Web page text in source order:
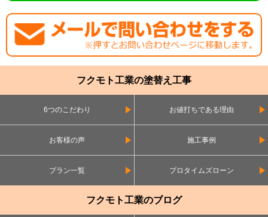
フクモト工業の塗替え工事
6つのこだわり お値打ちである理由
お客様の声 施工事例
プラン一覧 プロタイムズローン
フクモト工業のブログ